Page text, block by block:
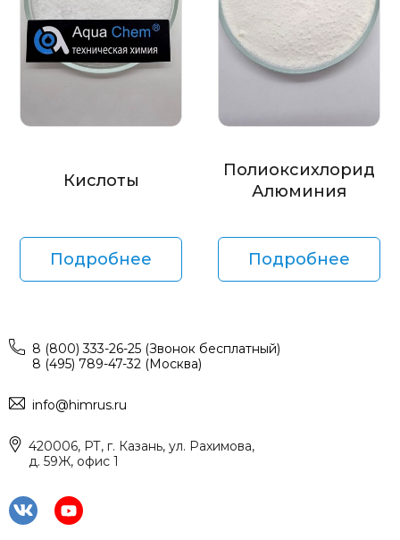
Кислоты
Подробнее
Полиоксихлорид
Алюминия
Подробнее
8 (800) 333-26-25 (Звонок бесплатный)
8 (495) 789-47-32 (Москва)
info@himrus.ru
420006, РТ, г. Казань, ул. Рахимова,
д. 59Ж, офис 1